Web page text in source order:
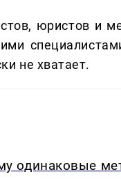
юристов и
не хватает.
одинаковые